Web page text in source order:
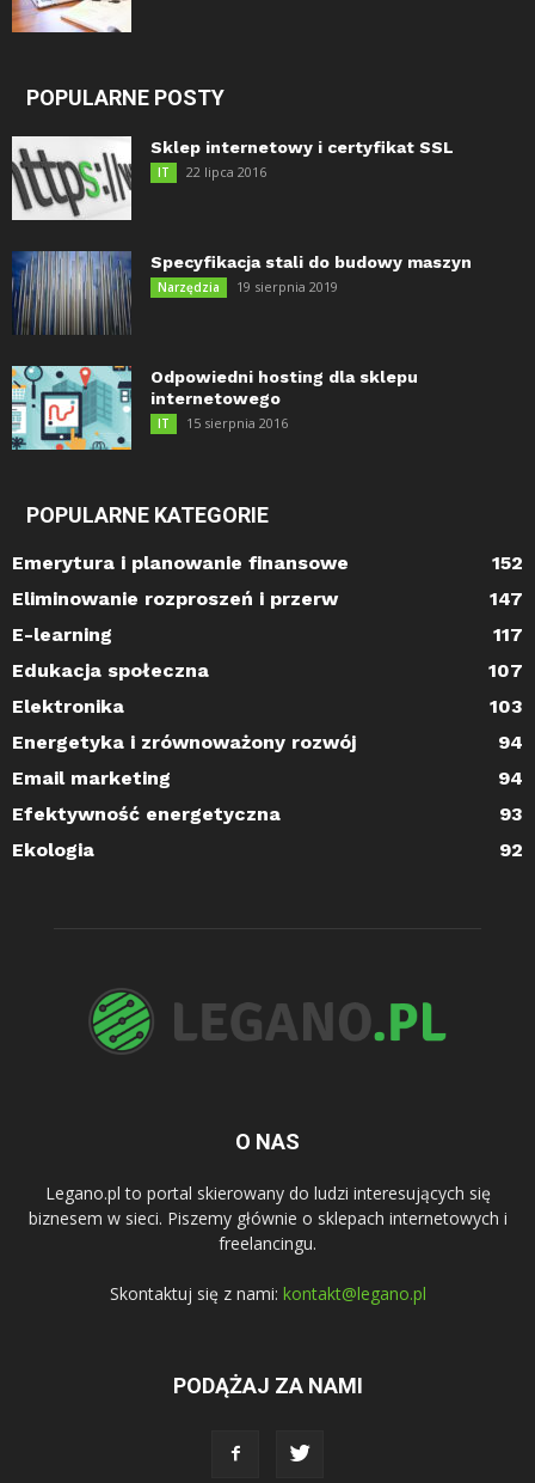
POPULARNE POSTY
Sklep internetowy i certyfikat SSL
IT 22 lipca 2016
Specyfikacja stali do budowy maszyn
Narzędzia 19 sierpnia 2019
Odpowiedni hosting dla sklepu
internetowego
IT 15 sierpnia 2016
POPULARNE KATEGORIE
Emerytura i planowanie finansowe
152
Eliminowanie rozproszeń i przerw
147
E-learning
117
Edukacja społeczna
107
Elektronika
103
Energetyka i zrównoważony rozwój
94
Email marketing
94
Efektywność energetyczna
93
Ekologia
92
O NAS
Legano.pl to portal skierowany do ludzi interesujących się
biznesem w sieci. Piszemy głównie o sklepach internetowych i
freelancingu.
Skontaktuj się z nami: kontakt@legano.pl
PODĄŻAJ ZA NAMI